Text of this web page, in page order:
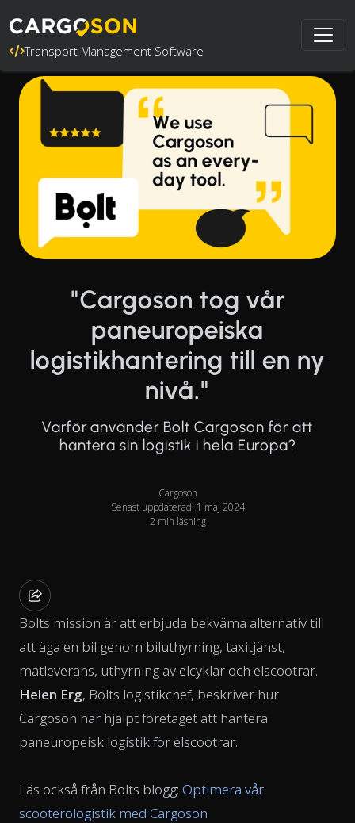
Transport Management Software
"Cargoson tog vår
paneuropeiska
logistikhantering till en ny
nivå."
Varför använder Bolt Cargoson för att
hantera sin logistik i hela Europa?
Cargoson
Senast uppdaterad: 1 maj 2024
2 min läsning
Bolts mission är att erbjuda bekväma alternativ till
att äga en bil genom biluthyrning, taxitjänst,
matleverans, uthyrning av elcyklar och elscootrar.
Helen Erg, Bolts logistikchef, beskriver hur
Cargoson har hjälpt företaget att hantera
paneuropeisk logistik för elscootrar.
Läs också från Bolts blogg: Optimera vår
scooterologistik med Cargoson